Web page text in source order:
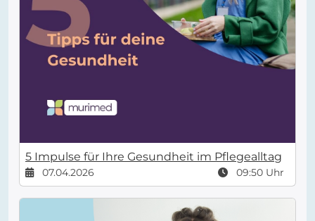
5 Impulse für Ihre Gesundheit im Pflegealltag
07.04.2026 09:50 Uhr